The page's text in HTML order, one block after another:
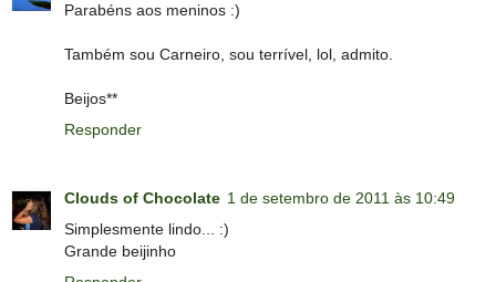
Parabéns aos meninos :)
Também sou Carneiro, sou terrível, lol, admito.
Beijos**
Responder
Clouds of Chocolate 1 de setembro de 2011 às 10:49
Simplesmente lindo... :)
Grande beijinho